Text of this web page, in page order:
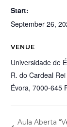
Start:
September 26,
VENUE
Universidade de
R. do Cardeal Rei
Évora, 7000-645
Aula Aberta